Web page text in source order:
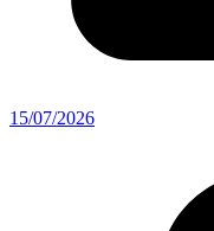
15/07/2026